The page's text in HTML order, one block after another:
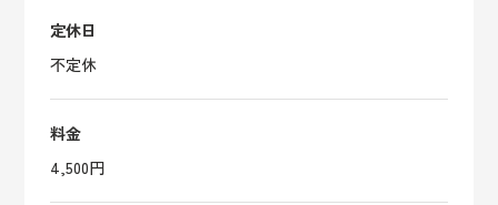
定休日
不定休
料金
4,500円